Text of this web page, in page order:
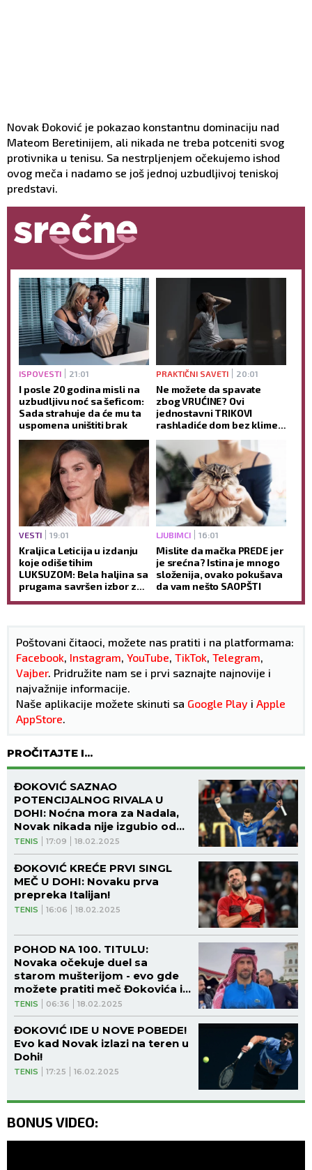
Novak Đoković je pokazao konstantnu dominaciju nad
Mateom Beretinijem, ali nikada ne treba potceniti svog
protivnika u tenisu. Sa nestrpljenjem očekujemo ishod
ovog meča i nadamo se još jednoj uzbudljivoj teniskoj
predstavi.
ISPOVESTI 21:01
I posle 20 godina misli na
uzbudljivu noć sa šeficom:
Sada strahuje da će mu ta
uspomena uništiti brak
PRAKTIČNI SAVETI 20:01
Ne možete da spavate
zbog VRUĆINE? Ovi
jednostavni TRIKOVI
rashladiće dom bez klime i
zaspite
VESTI 19:01
Kraljica Leticija u izdanju
koje odiše tihim
LUKSUZOM: Bela haljina sa
prugama savršen izbor za
LJUBIMCI 16:01
Mislite da mačka PREDE jer
je srećna? Istina je mnogo
složenija, ovako pokušava
da vam nešto SAOPŠTI
Poštovani čitaoci, možete nas pratiti i na platformama:
Facebook, Instagram, YouTube, TikTok, Telegram,
Vajber. Pridružite nam se i prvi saznajte najnovije i
najvažnije informacije.
Naše aplikacije možete skinuti sa Google Play i Apple
AppStore.
PROČITAJTE I...
TENIS 17:09 18.02.2025
ĐOKOVIĆ SAZNAO
POTENCIJALNOG RIVALA U
DOHI: Noćna mora za Nadala,
Novak nikada nije izgubio od
njega!
TENIS 16:06 18.02.2025
ĐOKOVIĆ KREĆE PRVI SINGL
MEČ U DOHI: Novaku prva
prepreka Italijan!
TENIS 06:36 18.02.2025
POHOD NA 100. TITULU:
Novaka očekuje duel sa
starom mušterijom - evo gde
možete pratiti meč Đokovića i
Beretinija!
TENIS 17:25 16.02.2025
ĐOKOVIĆ IDE U NOVE POBEDE!
Evo kad Novak izlazi na teren u
Dohi!
BONUS VIDEO: